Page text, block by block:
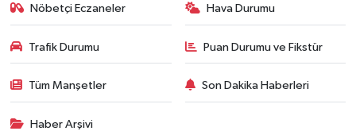
Nöbetçi Eczaneler Hava Durumu
Trafik Durumu Puan Durumu ve Fikstür
Tüm Manşetler Son Dakika Haberleri
Haber Arşivi